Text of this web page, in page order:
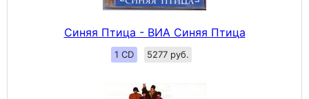
Синяя Птица - ВИА Синяя Птица
1 CD 5277 руб.